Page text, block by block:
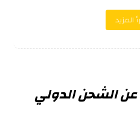
المزيد
عن الشحن الدولي